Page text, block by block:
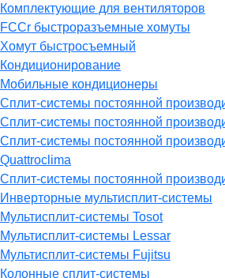
Комплектующие для вентиляторов
FCCr быстроразъемные хомуты
Хомут быстросъемный
Кондиционирование
Мобильные кондиционеры
Сплит-системы постоянной
Сплит-системы постоянной
Сплит-системы постоянной
Quattroclima
Сплит-системы постоянной
Инверторные мультисплит-системы
Мультисплит-системы Tosot
Мультисплит-системы Lessar
Мультисплит-системы Fujitsu
Колонные сплит-системы